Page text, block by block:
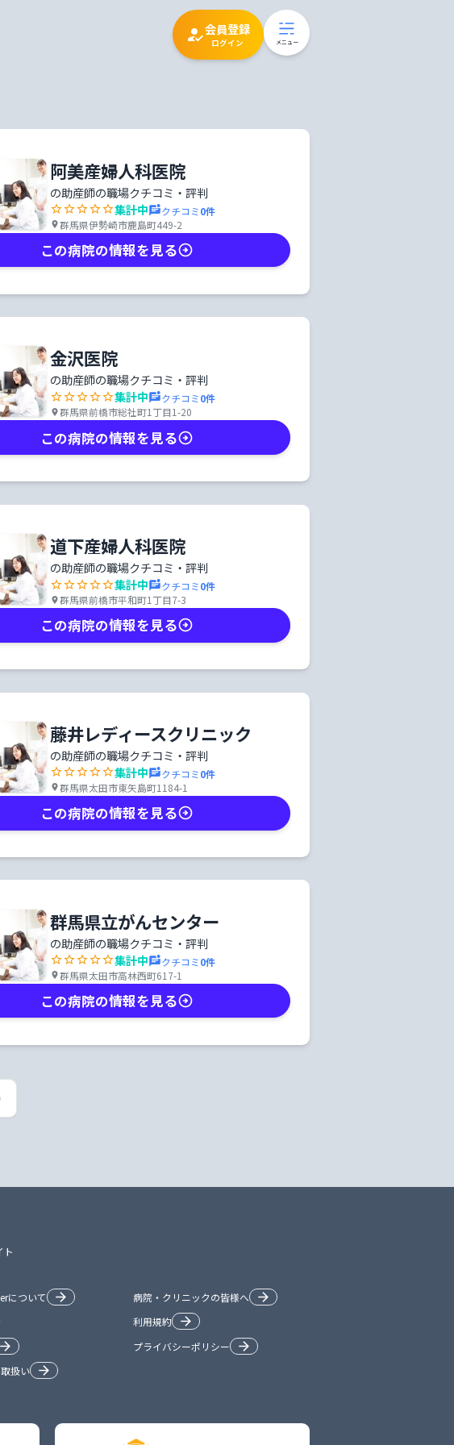
会員登録
ログイン メニュー
阿美産婦人科医院
の助産師の職場クチコミ・評判
集計中
クチコミ0件
群馬県伊勢崎市鹿島町449-2
この病院の情報を見る
金沢医院
の助産師の職場クチコミ・評判
集計中
クチコミ0件
群馬県前橋市総社町1丁目1-20
この病院の情報を見る
道下産婦人科医院
の助産師の職場クチコミ・評判
集計中
クチコミ0件
群馬県前橋市平和町1丁目7-3
この病院の情報を見る
藤井レディースクリニック
の助産師の職場クチコミ・評判
集計中
クチコミ0件
群馬県太田市東矢島町1184-1
この病院の情報を見る
群馬県立がんセンター
の助産師の職場クチコミ・評判
集計中
クチコミ0件
群馬県太田市高林西町617-1
この病院の情報を見る
ト
について
病院・クリニックの皆様へ
利用規約
プライバシーポリシー
扱い